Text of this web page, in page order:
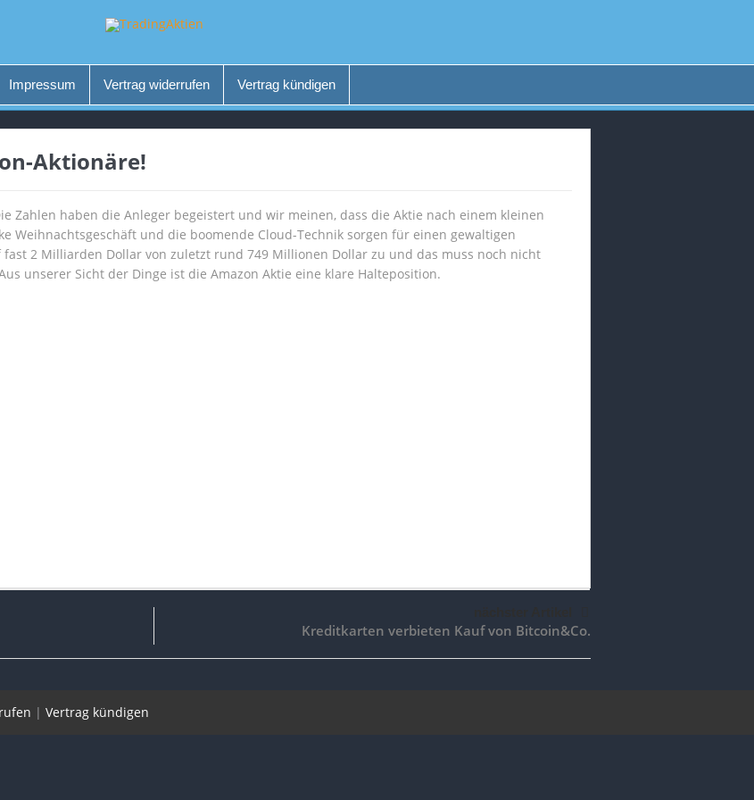
Impressum Vertrag widerrufen Vertrag kündigen
Aktionäre!
Zahlen haben die Anleger begeistert und wir meinen, dass die Aktie nach einem kleinen
Weihnachtsgeschäft und die boomende Cloud-Technik sorgen für einen gewaltigen
2 Milliarden Dollar von zuletzt rund 749 Millionen Dollar zu und das muss noch nicht
unserer Sicht der Dinge ist die Amazon Aktie eine klare Halteposition.
Kreditkarten verbieten Kauf von Bitcoin&Co.
| Vertrag kündigen